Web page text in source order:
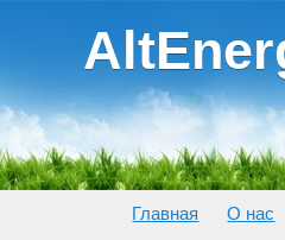
Главная О нас